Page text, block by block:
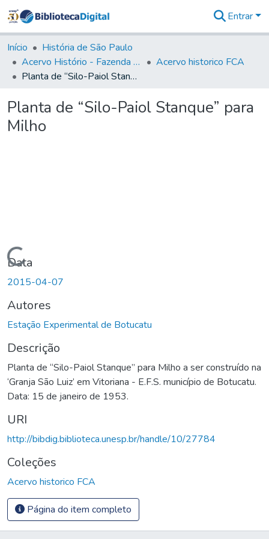
&
Coleções
Tudo na
Biblioteca
Estatísticas
Entrar
Início
História de São Paulo
Acervo Histório - Fazenda Lageado
Acervo historico FCA
Planta de “Silo-Paiol Stanque” para Milho
Planta de “Silo-Paiol Stanque” para
Milho
Carregando...
Data
2015-04-07
Autores
Estação Experimental de Botucatu
Descrição
Planta de “Silo-Paiol Stanque” para Milho a ser construído na
‘Granja São Luiz’ em Vitoriana - E.F.S. município de Botucatu.
Data: 15 de janeiro de 1953.
URI
http://bibdig.biblioteca.unesp.br/handle/10/27784
Coleções
Acervo historico FCA
Página do item completo